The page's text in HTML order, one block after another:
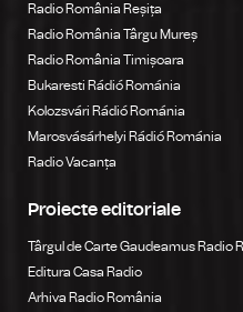
Radio România Reșița
Radio România Târgu Mureș
Radio România Timișoara
Bukaresti Rádió Románia
Kolozsvári Rádió Románia
Marosvásárhelyi Rádió Románia
Radio Vacanța
Proiecte editoriale
Târgul de Carte Gaudeamus Radio
Editura Casa Radio
Arhiva Radio România